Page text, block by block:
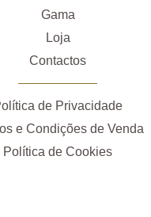
Gama
Loja
Contactos
de Privacidade
e Condições de Venda
Política de Cookies